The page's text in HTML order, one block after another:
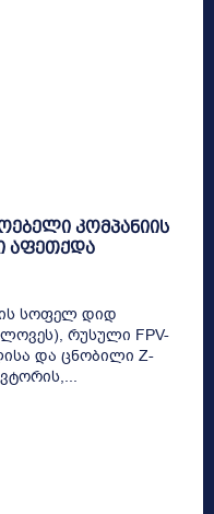
კომპანიის
აფეთქდა
სოფელ დიდ
რუსული FPV-
და ცნობილი Z-